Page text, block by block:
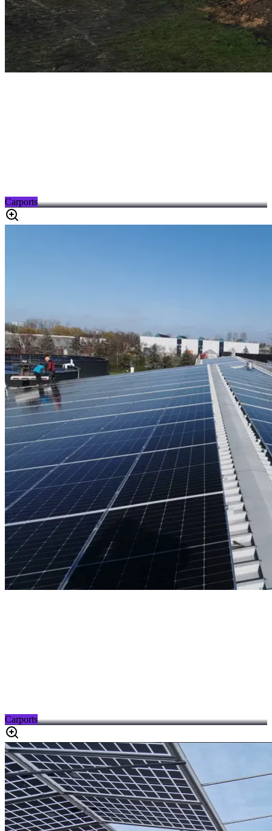
Carports
Carports